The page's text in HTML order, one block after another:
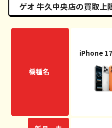
ゲオ 牛久中央店の買取上
機種名
iPhone